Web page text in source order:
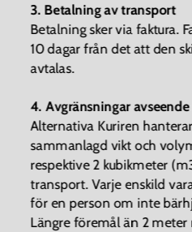
3. Betalning av transport
Betalning sker via faktura.
10 dagar från det att den
avtalas.
4. Avgränsningar
Alternativa Kuriren
sammanlagd vikt och
respektive 2 kubikmeter
transport. Varje enskild
för en person om inte
Längre föremål än 2